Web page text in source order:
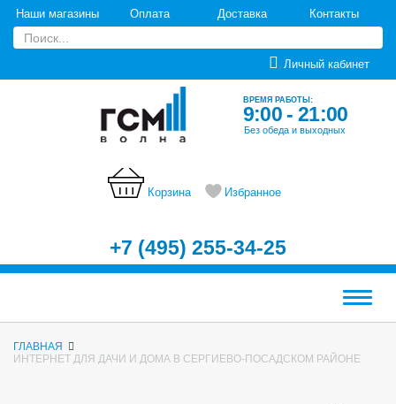
Наши магазины Оплата Доставка Контакты
Личный кабинет
ВРЕМЯ РАБОТЫ:
9:00 - 21:00
Без обеда и выходных
Корзина Избранное
+7 (495) 255-34-25
Меню
ГЛАВНАЯ
ИНТЕРНЕТ ДЛЯ ДАЧИ И ДОМА В СЕРГИЕВО-ПОСАДСКОМ РАЙОНЕ